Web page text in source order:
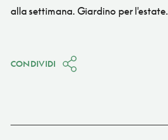
alla settimana. Giardino per l'estate.
CONDIVIDI